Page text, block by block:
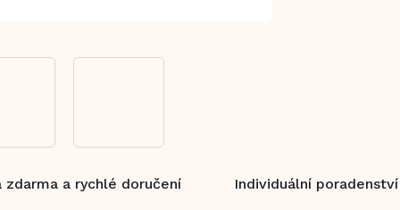
zdarma a rychlé doručení Individuální